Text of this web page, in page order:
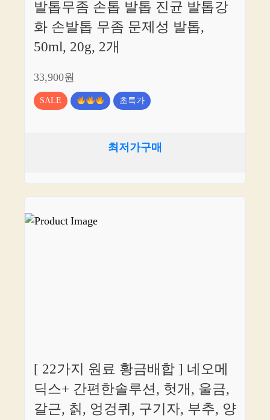
발톱무좀 손톱 발톱 진균 발톱강
화 손발톱 무좀 문제성 발톱,
50ml, 20g, 2개
33,900원
SALE 초특가
최저가구매
[ 22가지 원료 황금배합 ] 네오메
딕스+ 간편한솔루션, 헛개, 울금,
갈근, 칡, 엉겅퀴, 구기자, 부추, 양